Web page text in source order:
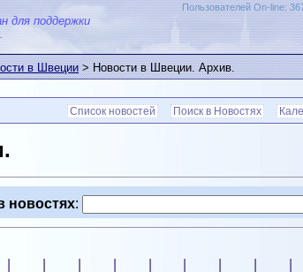
для поддержки
Пользователей On-line:
в Швеции> Новости в Швеции. Архив.
Список новостей Поиск в Новостях
новостях: